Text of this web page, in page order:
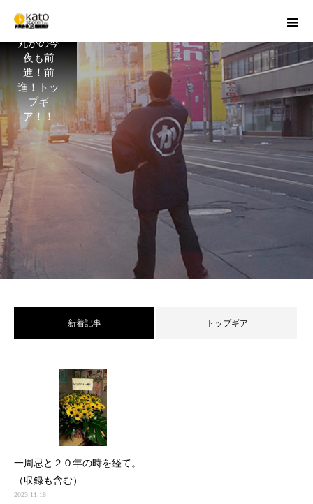
丸かの今
夜も前
進！前
進！トッ
プギ
ア！！
新着記事 トップギア
一周忌と２０年の時を経て。
（収録も含む）
2023.11.18